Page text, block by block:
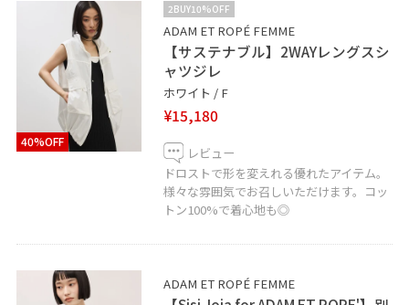
LINEで天王寺ミオスタッフに相談は【友だち追加】をタ
ップをして下さい
40%OFF
2BUY10%OFF
ADAM ET ROPÉ FEMME
【サステナブル】2WAYレングスシ
ャツジレ
ホワイト / F
¥15,180
レビュー
ドロストで形を変えれる優れたアイテム。
様々な雰囲気でお召しいただけます。コッ
トン100%で着心地も◎
ADAM ET ROPÉ FEMME